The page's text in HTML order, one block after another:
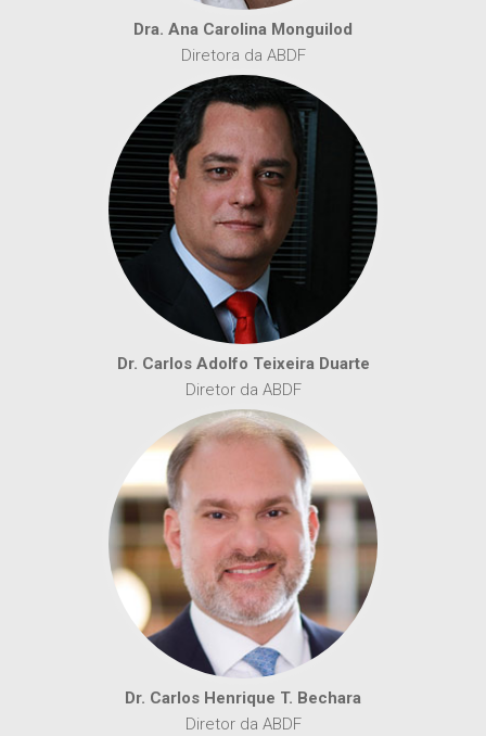
Dra. Ana Carolina Monguilod
Diretora da ABDF
Dr. Carlos Adolfo Teixeira Duarte
Diretor da ABDF
Dr. Carlos Henrique T. Bechara
Diretor da ABDF